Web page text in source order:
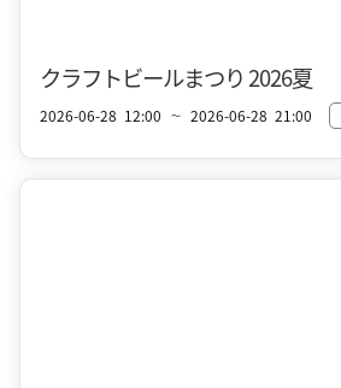
クラフトビールまつり 2026夏
2026-06-28 12:00 〜 2026-06-28 21:00